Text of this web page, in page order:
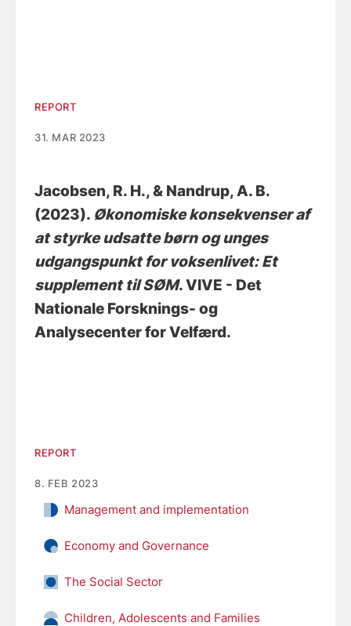
REPORT
31. MAR 2023
Jacobsen, R. H., & Nandrup, A. B.
(2023). Økonomiske konsekvenser af
at styrke udsatte børn og unges
udgangspunkt for voksenlivet: Et
supplement til SØM. VIVE - Det
Nationale Forsknings- og
Analysecenter for Velfærd.
REPORT
8. FEB 2023
Management and implementation
Economy and Governance
The Social Sector
Children, Adolescents and Families